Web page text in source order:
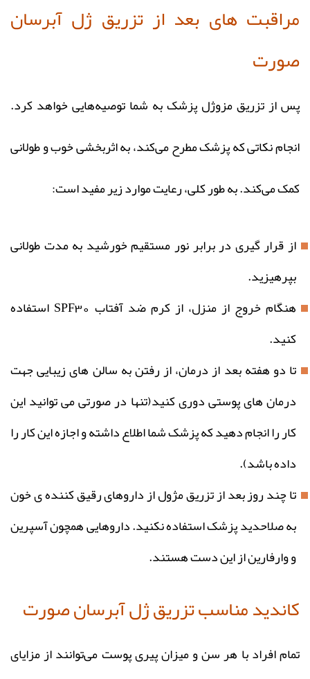
مراقبت های بعد از تزریق ژل آبرسان
صورت
پس از تزریق مزوژل پزشک به شما توصیه‌هایی خواهد کرد.
انجام نکاتی که پزشک مطرح می‌کند، به اثربخشی خوب و طولانی
کمک می‌کند. به طور کلی، رعایت موارد زیر مفید است:
از قرار گیری در برابر نور مستقیم خورشید به مدت طولانی
بپرهیزید.
هنگام خروج از منزل، از کرم ضد آفتاب SPF30 استفاده
کنید.
تا دو هفته بعد از درمان، از رفتن به سالن های زیبایی جهت
درمان های پوستی دوری کنید(تنها در صورتی می توانید این
کار را انجام دهید که پزشک شما اطلاع داشته و اجازه این کار را
داده باشد).
تا چند روز بعد از تزریق مژول از داروهای رقیق کننده‌ ی خون
به صلاحدید پزشک استفاده نکنید. داروهایی همچون آسپرین
و وارفارین از این دست هستند.
کاندید مناسب تزریق ژل آبرسان صورت
تمام افراد با هر سن و میزان پیری پوست می‌توانند از مزایای